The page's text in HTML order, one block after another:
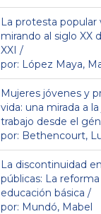
La protesta popular
mirando al siglo XX
XXI /
por: López Maya,
Mujeres jóvenes y
vida: una mirada a
trabajo desde el
por: Bethencourt,
La discontinuidad
públicas: La
educación básica /
por: Mundó, Mabel